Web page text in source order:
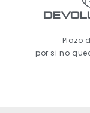
Plazo
por si no